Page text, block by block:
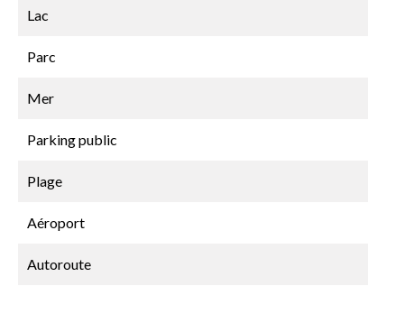
Lac
Parc
Mer
Parking public
Plage
Aéroport
Autoroute